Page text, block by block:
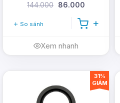
144.000 86.000
So sánh
Xem nhanh
31%
GIẢM